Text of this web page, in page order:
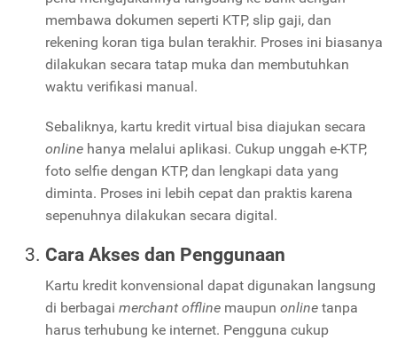
membawa dokumen seperti KTP, slip gaji, dan
rekening koran tiga bulan terakhir. Proses ini biasanya
dilakukan secara tatap muka dan membutuhkan
waktu verifikasi manual.
Sebaliknya, kartu kredit virtual bisa diajukan secara
online hanya melalui aplikasi. Cukup unggah e-KTP,
foto selfie dengan KTP, dan lengkapi data yang
diminta. Proses ini lebih cepat dan praktis karena
sepenuhnya dilakukan secara digital.
Cara Akses dan Penggunaan
Kartu kredit konvensional dapat digunakan langsung
di berbagai merchant offline maupun online tanpa
harus terhubung ke internet. Pengguna cukup